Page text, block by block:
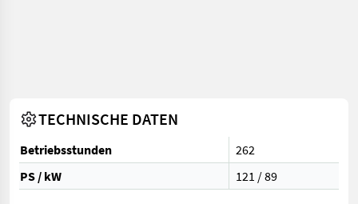
TECHNISCHE DATEN
Betriebsstunden
262
PS / kW
121 / 89